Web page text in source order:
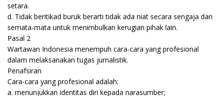
setara.
d. Tidak beritikad buruk berarti tidak ada niat secara sengaja dan
semata-mata untuk menimbulkan kerugian pihak lain.
Pasal 2
Wartawan Indonesia menempuh cara-cara yang profesional
dalam melaksanakan tugas jurnalistik.
Penafsiran
Cara-cara yang profesional adalah:
a. menunjukkan identitas diri kepada narasumber;